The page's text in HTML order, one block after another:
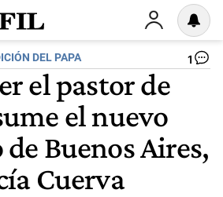
DEL PAPA 1
el pastor de
el nuevo
Buenos Aires,
Cuerva